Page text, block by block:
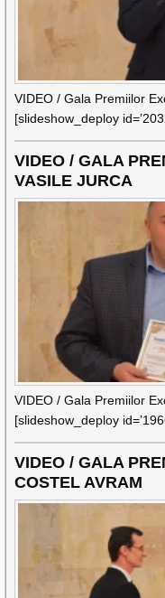
VIDEO / Gala Premiilor
[slideshow_deploy
VIDEO / GALA
VASILE JURCA
VIDEO / Gala Premiilor
[slideshow_deploy
VIDEO / GALA
COSTEL AVRAM